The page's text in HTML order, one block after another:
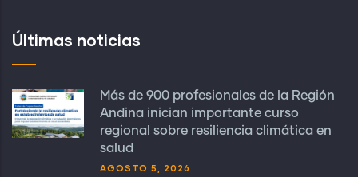
Últimas noticias
Más de 900 profesionales de la Región
Andina inician importante curso
regional sobre resiliencia climática en
salud
AGOSTO 5, 2026